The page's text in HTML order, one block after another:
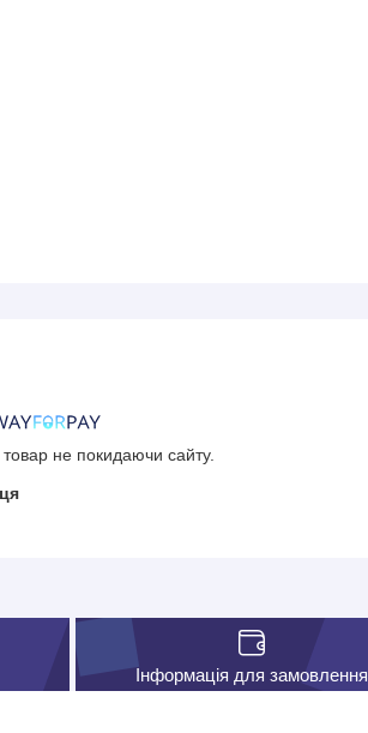
не покидаючи сайту.
Інформація для замовлення